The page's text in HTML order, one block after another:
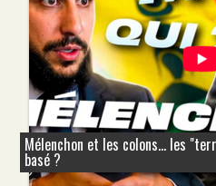
Mélenchon et les colons... les
basé ?